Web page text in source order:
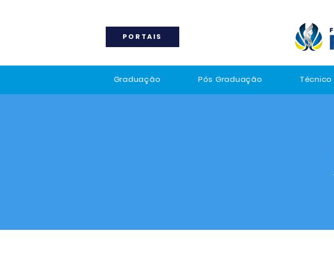
PORTAIS
Graduação Pós Graduação Técnico